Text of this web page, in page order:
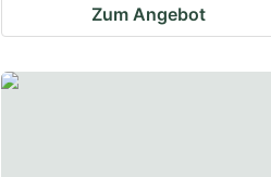
Zum Angebot